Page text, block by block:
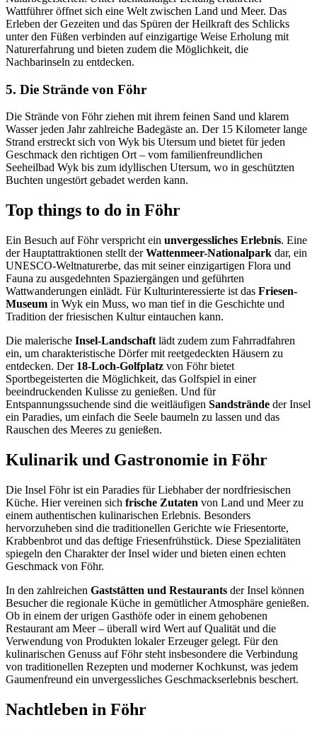
Wattführer öffnet sich eine Welt zwischen Land und Meer. Das
Erleben der Gezeiten und das Spüren der Heilkraft des Schlicks
unter den Füßen verbinden auf einzigartige Weise Erholung mit
Naturerfahrung und bieten zudem die Möglichkeit, die
Nachbarinseln zu entdecken.
5. Die Strände von Föhr
Die Strände von Föhr ziehen mit ihrem feinen Sand und klarem
Wasser jeden Jahr zahlreiche Badegäste an. Der 15 Kilometer lange
Strand erstreckt sich von Wyk bis Utersum und bietet für jeden
Geschmack den richtigen Ort – vom familienfreundlichen
Seeheilbad Wyk bis zum idyllischen Utersum, wo in geschützten
Buchten ungestört gebadet werden kann.
Top things to do in Föhr
Ein Besuch auf Föhr verspricht ein unvergessliches Erlebnis. Eine
der Hauptattraktionen stellt derWattenmeer-Nationalpark dar, ein
UNESCO-Weltnaturerbe, das mit seiner einzigartigen Flora und
Fauna zu ausgedehnten Spaziergängen und geführten
Wattwanderungen einlädt. Für Kulturinteressierte ist das Friesen-
Museum in Wyk ein Muss, wo man tief in die Geschichte und
Tradition der friesischen Kultur eintauchen kann.
Die malerische Insel-Landschaft lädt zudem zum Fahrradfahren
ein, um charakteristische Dörfer mit reetgedeckten Häusern zu
entdecken. Der 18-Loch-Golfplatz von Föhr bietet
Sportbegeisterten die Möglichkeit, das Golfspiel in einer
beeindruckenden Kulisse zu genießen. Und für
Entspannungssuchende sind die weitläufigen Sandstrände der Insel
ein Paradies, um einfach die Seele baumeln zu lassen und das
Rauschen des Meeres zu genießen.
Kulinarik und Gastronomie in Föhr
Die Insel Föhr ist ein Paradies für Liebhaber der nordfriesischen
Küche. Hier vereinen sich frische Zutaten von Land und Meer zu
einem authentischen kulinarischen Erlebnis. Besonders
hervorzuheben sind die traditionellen Gerichte wie Friesentorte,
Krabbenbrot und das deftige Friesenfrühstück. Diese Spezialitäten
spiegeln den Charakter der Insel wider und bieten einen echten
Geschmack von Föhr.
In den zahlreichen Gaststätten und Restaurants der Insel können
Besucher die regionale Küche in gemütlicher Atmosphäre genießen.
Ob in einem der urigen Gasthöfe oder in einem gehobenen
Restaurant am Meer – überall wird Wert auf Qualität und die
Verwendung von Produkten lokaler Erzeuger gelegt. Für den
kulinarischen Genuss auf Föhr steht insbesondere die Verbindung
von traditionellen Rezepten und moderner Kochkunst, was jedem
Gaumenfreund ein unvergessliches Geschmackserlebnis beschert.
Nachtleben in Föhr